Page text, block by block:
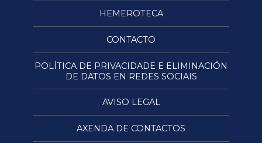
HEMEROTECA
CONTACTO
POLÍTICA DE PRIVACIDADE E ELIMINACIÓN
DE DATOS EN REDES SOCIAIS
AVISO LEGAL
AXENDA DE CONTACTOS